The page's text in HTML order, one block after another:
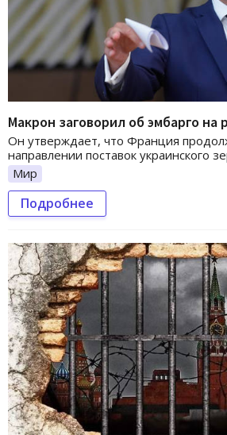
Макрон заговорил об эмбарго на
Он утверждает, что Франция
направлении поставок украинского
Мир
Подробнее